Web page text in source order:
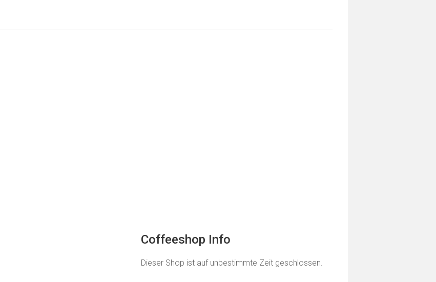
Coffeeshop Info
Dieser Shop ist auf unbestimmte Zeit geschlossen.